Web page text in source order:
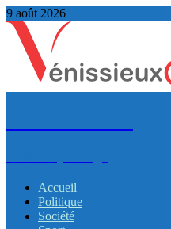
9 août 2026
Accueil
Politique
Société